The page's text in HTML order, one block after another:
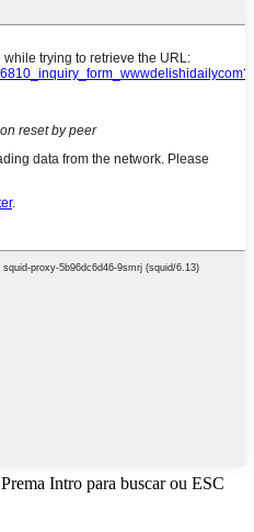
Prema Intro para buscar ou ESC